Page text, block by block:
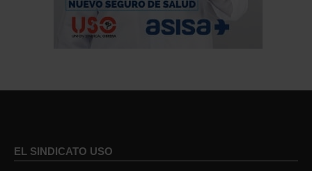
EL SINDICATO USO